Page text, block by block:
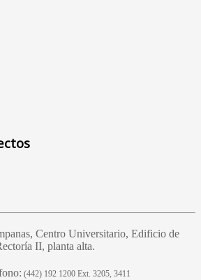
Centro Universitario, Edificio de
II, planta alta.
(442) 192 1200 Ext. 3205, 3411